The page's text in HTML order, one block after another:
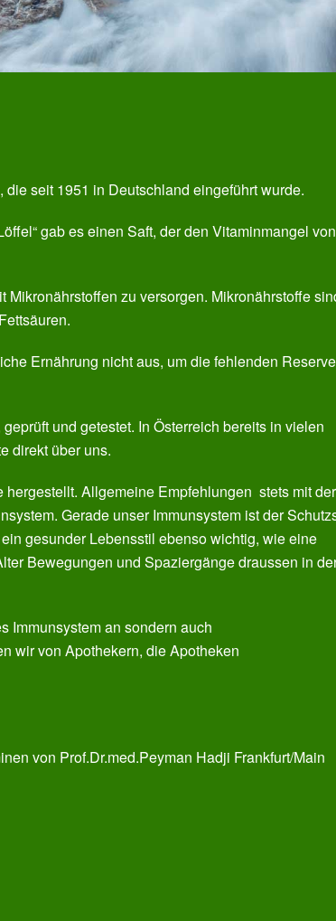
seit 1951 in Deutschland eingeführt wurde.
gab es einen Saft, der den Vitaminmangel von
zu versorgen. Mikronährstoffe
Ernährung nicht aus, um die fehlenden
und getestet. In Österreich bereits in vielen
direkt über uns.
Allgemeine Empfehlungen stets mit der
Gerade unser Immunsystem ist der
gesunder Lebensstil ebenso wichtig, wie eine
Bewegungen und Spaziergänge draussen in
Immunsystem an sondern auch
wir von Apothekern, die Apotheken
von Prof.Dr.med.Peyman Hadji Frankfurt/Main